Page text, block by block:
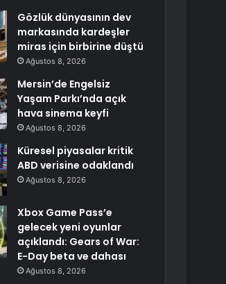
Gözlük dünyasının dev
markasında kardeşler
miras için birbirine düştü
Ağustos 8, 2026
Mersin’de Engelsiz
Yaşam Parkı’nda açık
hava sinema keyfi
Ağustos 8, 2026
Küresel piyasalar kritik
ABD verisine odaklandı
Ağustos 8, 2026
Xbox Game Pass’e
gelecek yeni oyunlar
açıklandı: Gears of War:
E-Day beta ve dahası
Ağustos 8, 2026